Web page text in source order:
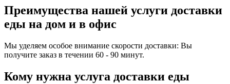
Преимущества нашей услуги доставки
еды на дом и в офис
Мы уделяем особое внимание скорости доставки: Вы
получите заказ в течении 60 - 90 минут.
Кому нужна услуга доставки еды